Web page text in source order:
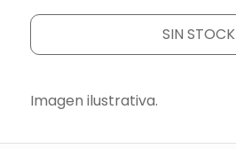
SIN STOCK
Imagen ilustrativa.